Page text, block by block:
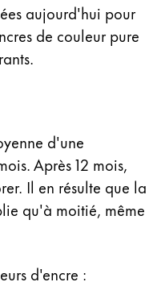
aujourd'hui pour
de couleur pure
d'une
Après 12 mois,
Il en résulte que la
qu'à moitié, même
d'encre :